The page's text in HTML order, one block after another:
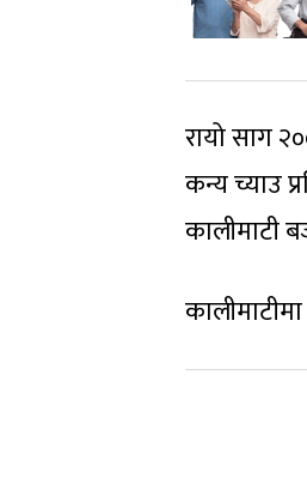
रायो साग
कन्य च्याउ
कालीमाटी